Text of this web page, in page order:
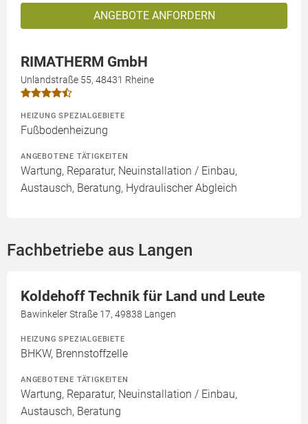
ANGEBOTE ANFORDERN
RIMATHERM GmbH
Unlandstraße 55, 48431 Rheine
HEIZUNG SPEZIALGEBIETE
Fußbodenheizung
ANGEBOTENE TÄTIGKEITEN
Wartung, Reparatur, Neuinstallation / Einbau,
Austausch, Beratung, Hydraulischer Abgleich
Fachbetriebe aus Langen
Koldehoff Technik für Land und Leute
Bawinkeler Straße 17, 49838 Langen
HEIZUNG SPEZIALGEBIETE
BHKW, Brennstoffzelle
ANGEBOTENE TÄTIGKEITEN
Wartung, Reparatur, Neuinstallation / Einbau,
Austausch, Beratung